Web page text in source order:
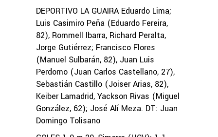
DEPORTIVO LA GUAIRA Eduardo Lima;
Luis Casimiro Peña (Eduardo Fereira,
82), Rommell Ibarra, Richard Peralta,
Jorge Gutiérrez; Francisco Flores
(Manuel Sulbarán, 82), Juan Luis
Perdomo (Juan Carlos Castellano, 27),
Sebastián Castillo (Joiser Arias, 82),
Keiber Lamadrid, Yackson Rivas (Miguel
González, 62); José Alí Meza. DT: Juan
Domingo Tolisano